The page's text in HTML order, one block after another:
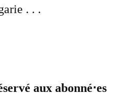
. . .
aux abonné⋅es